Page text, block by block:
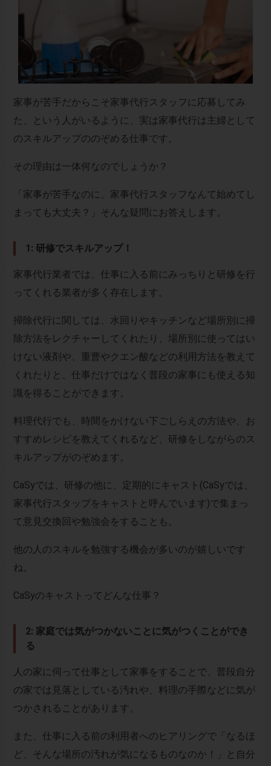
家事が苦手だからこそ家事代行スタッフに応募してみ
た、という人がいるように、実は家事代行は主婦として
のスキルアップののぞめる仕事です。
その理由は一体何なのでしょうか？
「家事が苦手なのに、家事代行スタッフなんて始めてし
まっても大丈夫？」そんな疑問にお答えします。
1: 研修でスキルアップ！
家事代行業者では、仕事に入る前にみっちりと研修を行
ってくれる業者が多く存在します。
掃除代行に関しては、水回りやキッチンなど場所別に掃
除方法をレクチャーしてくれたり、場所別に使ってはい
けない液剤や、重曹やクエン酸などの利用方法を教えて
くれたりと、仕事だけではなく普段の家事にも使える知
識を得ることができます。
料理代行でも、時間をかけない下ごしらえの方法や、お
すすめレシピを教えてくれるなど、研修をしながらのス
キルアップがのぞめます。
CaSyでは、研修の他に、定期的にキャスト(CaSyでは、
家事代行スタップをキャストと呼んでいます)で集まっ
て意見交換回や勉強会をすることも。
他の人のスキルを勉強する機会が多いのが嬉しいです
ね。
CaSyのキャストってどんな仕事？
2: 家庭では気がつかないことに気がつくことができ
る
人の家に伺って仕事として家事をすることで、普段自分
の家では見落としている汚れや、料理の手際などに気が
つかされることがあります。
また、仕事に入る前の利用者へのヒアリングで「なるほ
ど、そんな場所の汚れが気になるものなのか！」と自分